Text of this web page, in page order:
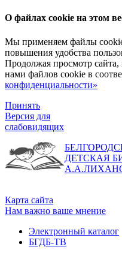
О файлах cookie на этом
Мы применяем файлы
повышения удобства
Продолжая просмотр
нами файлов cookie в
конфиденциальности»
Принять
Версия для
слабовидящих
ДЕТСКАЯ
Карта сайта
Нам важно ваше мнение
Электронный каталог
БГДБ-ТВ